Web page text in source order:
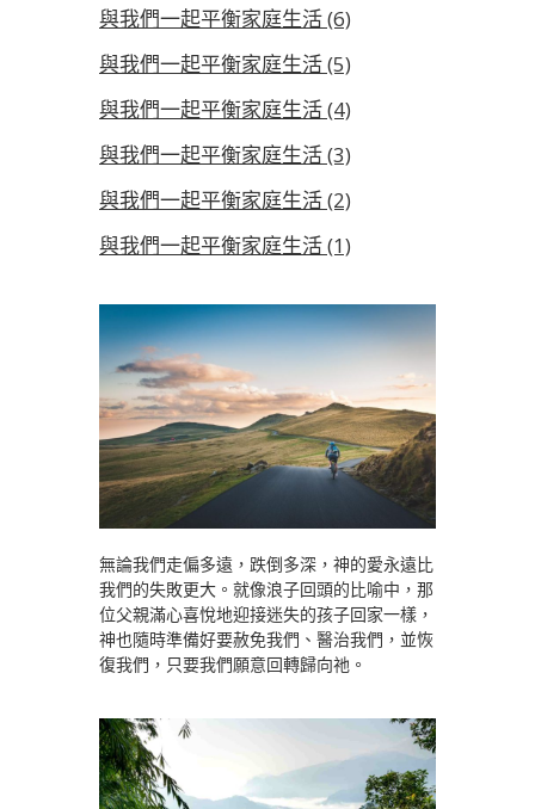
與我們一起平衡家庭生活 (6)
與我們一起平衡家庭生活 (5)
與我們一起平衡家庭生活 (4)
與我們一起平衡家庭生活 (3)
與我們一起平衡家庭生活 (2)
與我們一起平衡家庭生活 (1)
無論我們走偏多遠，跌倒多深，神的愛永遠比
我們的失敗更大。就像浪子回頭的比喻中，那
位父親滿心喜悅地迎接迷失的孩子回家一樣，
神也隨時準備好要赦免我們、醫治我們，並恢
復我們，只要我們願意回轉歸向祂。